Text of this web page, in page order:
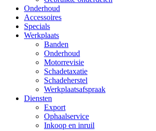
Onderhoud
Accessoires
Specials
Werkplaats
Banden
Onderhoud
Motorrevisie
Schadetaxatie
Schadeherstel
Werkplaatsafspraak
Diensten
Export
Ophaalservice
Inkoop en inruil